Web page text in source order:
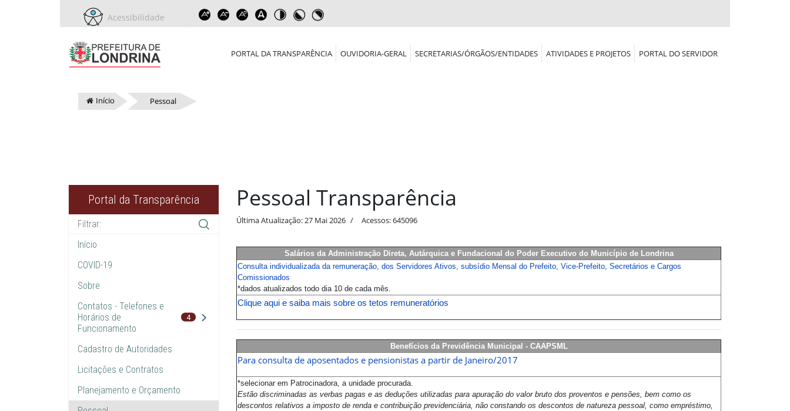
Acessibilidade
PORTAL DA TRANSPARÊNCIA OUVIDORIA-GERAL SECRETARIAS/ÓRGÃOS/ENTIDADES ATIVIDADES E PROJETOS PORTAL DO SERVIDOR
Início Pessoal
Portal da Transparência
Início
COVID-19
Sobre
Contatos - Telefones e
Horários de
Funcionamento
4
Cadastro de Autoridades
Licitações e Contratos
Planejamento e Orçamento
Pessoal Transparência
Última Atualização: 27 Mai 2026 Acessos: 645096
Salários da Administração Direta, Autárquica e Fundacional do Poder Executivo do Município de Londrina
Consulta individualizada da remuneração, dos Servidores Ativos, subsídio Mensal do Prefeito, Vice-Prefeito, Secretários e Cargos
Comissionados
*dados atualizados todo dia 10 de cada mês.
Clique aqui e saiba mais sobre os tetos remuneratórios
Benefícios da Previdência Municipal - CAAPSML
Para consulta de aposentados e pensionistas a partir de Janeiro/2017
*selecionar em Patrocinadora, a unidade procurada.
Estão discriminadas as verbas pagas e as deduções utilizadas para apuração do valor bruto dos proventos e pensões, bem como os
descontos relativos a imposto de renda e contribuição previdenciária, não constando os descontos de natureza pessoal, como empréstimo,